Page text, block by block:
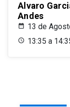
Alvaro
Andes
13 de
13:35 a